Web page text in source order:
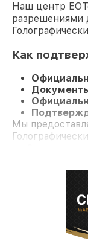
Наш центр
разрешениями
Как
Мы